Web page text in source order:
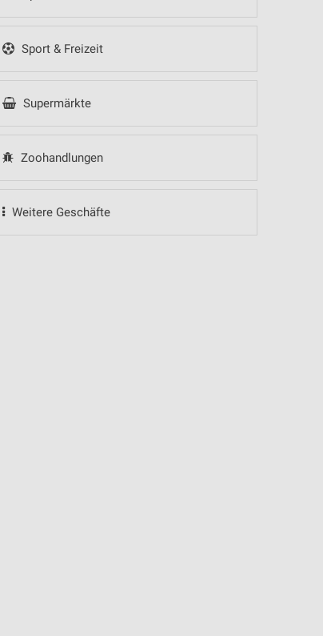
Sport & Freizeit
Supermärkte
Zoohandlungen
Weitere Geschäfte